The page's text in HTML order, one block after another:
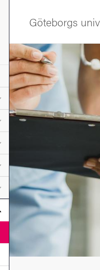
Undermeny för Studera
Undermeny för Forskning
Undermeny för
Undermeny för Samverkan
Undermeny för Om
Undermeny för Aktuellt
Göteborgs
Bild